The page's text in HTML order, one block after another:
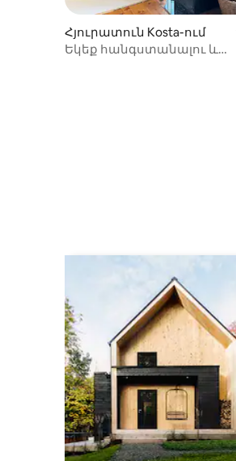
Հյուրատուն Kosta-ում
Եկեք հանգստանալու և